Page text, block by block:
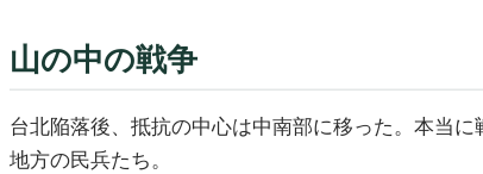
山の中の戦争
台北陥落後、抵抗の中心は中南部に移った。本当
地方の民兵たち。